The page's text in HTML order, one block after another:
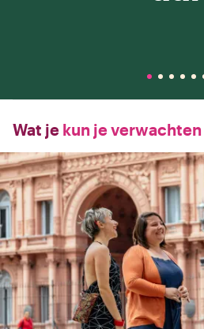
Wat je kun je verwachten